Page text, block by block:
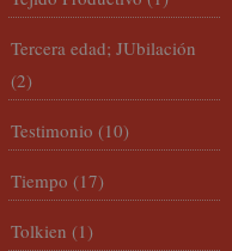
Tercera edad; JUbilación
(2)
Testimonio (10)
Tiempo (17)
Tolkien (1)